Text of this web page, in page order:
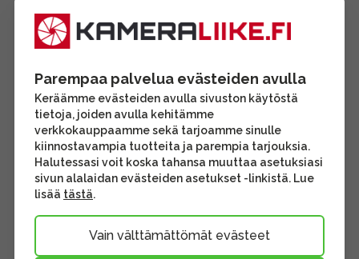
Parempaa palvelua evästeiden avulla
Keräämme evästeiden avulla sivuston käytöstä
tietoja, joiden avulla kehitämme
verkkokauppaamme sekä tarjoamme sinulle
kiinnostavampia tuotteita ja parempia tarjouksia.
Halutessasi voit koska tahansa muuttaa asetuksiasi
sivun alalaidan evästeiden asetukset -linkistä. Lue
lisää tästä.
Vain välttämättömät evästeet